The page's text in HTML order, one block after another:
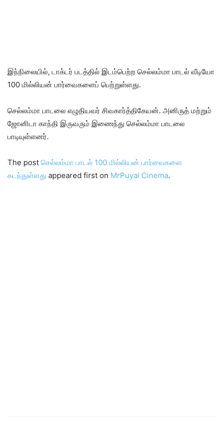
இந்நிலையில், டாக்டர் படத்தில் இடம்பெற்ற செல்லம்மா பாடல் வீடியோ
100 மில்லியன் பார்வைகளைப் பெற்றுள்ளது.
செல்லம்மா பாடலை எழுதியவர் சிவகார்த்திகேயன். அனிருத் மற்றும்
ஜோனிடா காந்தி இருவரும் இணைந்து செல்லம்மா பாடலை
பாடியுள்ளனர்.
The post செல்லம்மா பாடல் 100 மில்லியன் பார்வைகளை
கடந்துள்ளது appeared first on MrPuyal Cinema.